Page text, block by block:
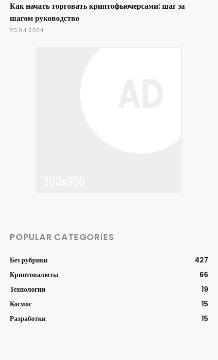
Как начать торговать криптофьючерсами: шаг за
шагом руководство
23.04.2024
POPULAR CATEGORIES
Без рубрики
427
Криптовалюты
66
Технологии
19
Космос
15
Разработки
15